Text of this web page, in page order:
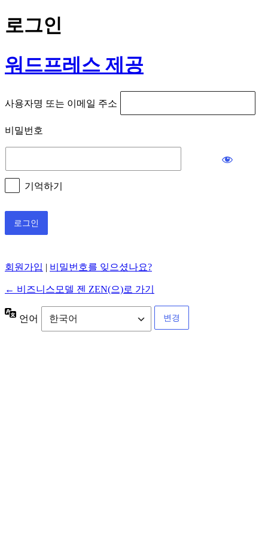
로그인
워드프레스 제공
사용자명 또는 이메일 주소
비밀번호
기억하기
회원가입 | 비밀번호를 잊으셨나요?
← 비즈니스모델 젠 ZEN(으)로 가기
언어